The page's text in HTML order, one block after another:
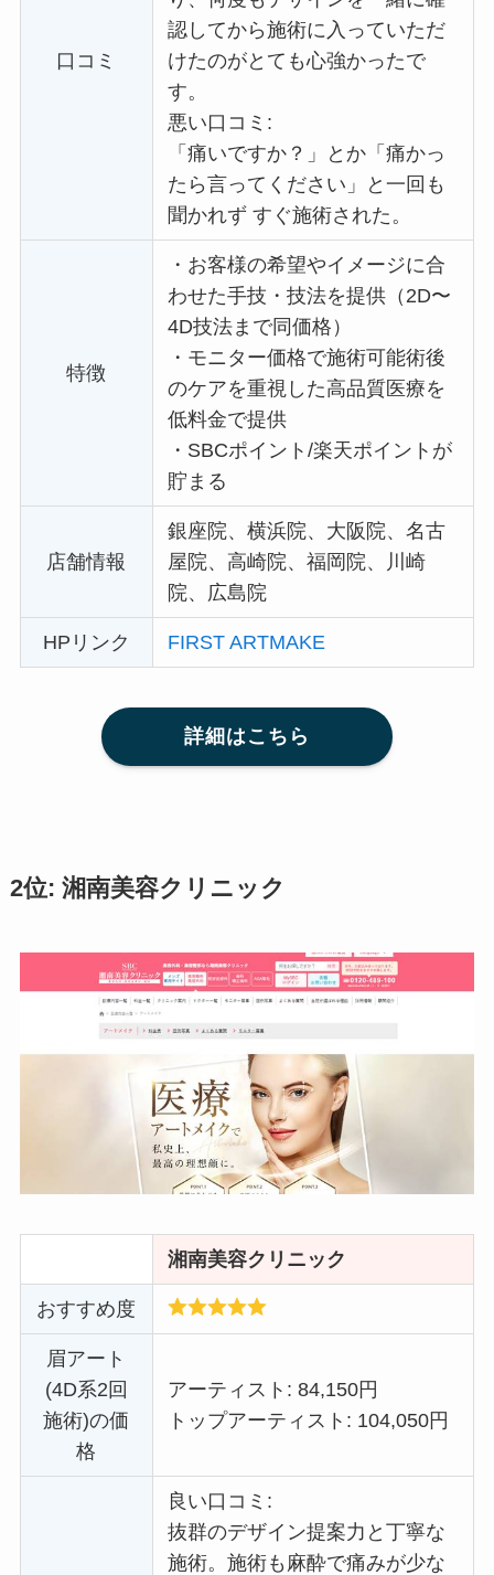
口コミ
認してから施術に入っていただ
けたのがとても心強かったで
す。
悪い口コミ:
「痛いですか？」とか「痛かっ
たら言ってください」と一回も
聞かれず すぐ施術された。
特徴
・ お客様の希望やイメージに合
わせた手技・技法を提供（2D〜
4D技法まで同価格）
・ モニター価格で施術可能術後
のケアを重視した高品質医療を
低料金で提供
・ SBCポイント/楽天ポイントが
貯まる
店舗情報
銀座院、横浜院、大阪院、名古
屋院、高崎院、福岡院、川崎
院、広島院
HPリンク FIRST ARTMAKE
詳細はこちら
2位: 湘南美容クリニック
湘南美容クリニック
おすすめ度
眉アート
(4D系2回
施術)の価
格
アーティスト: 84,150円
トップアーティスト: 104,050円
良い口コミ:
抜群のデザイン提案力と丁寧な
施術。施術も麻酔で痛みが少な